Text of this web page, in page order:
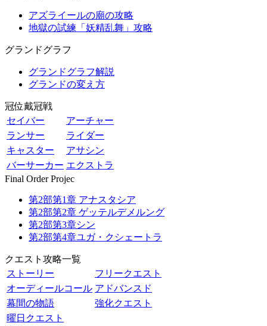
アズライールの廟の攻略
地獄の試練「妖精乱舞」攻略
グランドグラフ
グランドグラフ解説
グランドの変え方
冠位戴冠戦
セイバー
アーチャー
ランサー
ライダー
キャスター
アサシン
バーサーカー エクストラ
Final Order Projec
第2部第1章 アナスタシア
第2部第2章 ゲッテルデメルング
第2部第3章シン
第2部第4章ユガ・クシェートラ
クエスト攻略一覧
ストーリー
フリークエスト
オーディールコール アドバンスド
幕間の物語
強化クエスト
曜日クエスト